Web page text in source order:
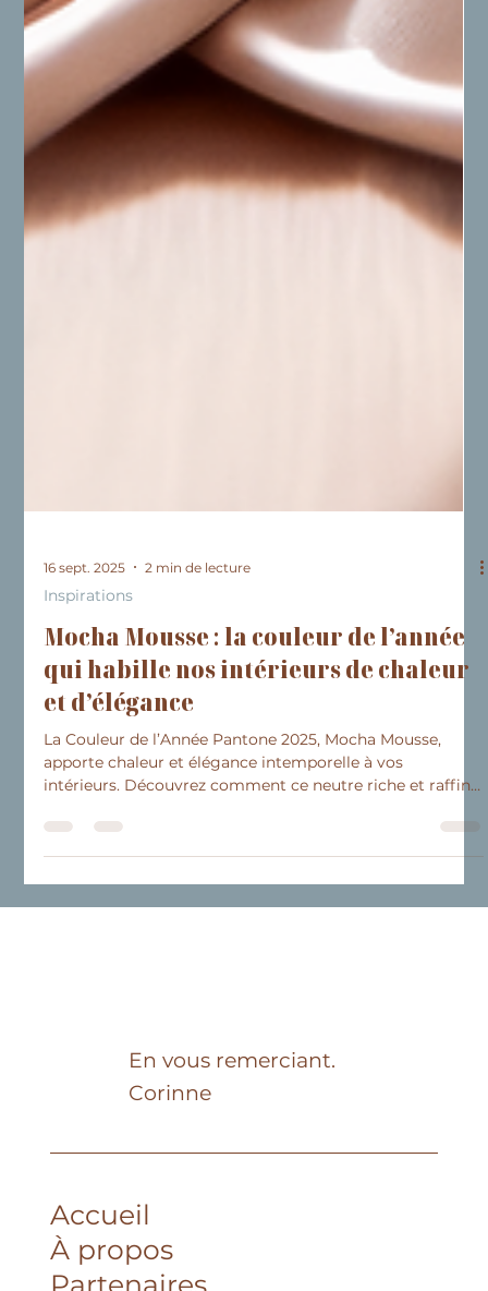
Inspirations
Mocha Mousse : la couleur de l’année
qui habille nos intérieurs de chaleur
et d’élégance
En vous remerciant.
Corinne